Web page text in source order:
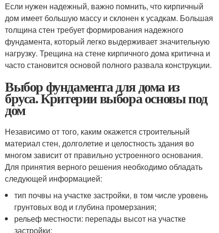
Если нужен надежный, важно помнить, что кирпичный
дом имеет большую массу и склонен к усадкам. Большая
толщина стен требует формирования надежного
фундамента, который легко выдерживает значительную
нагрузку. Трещина на стене кирпичного дома критична и
часто становится основой полного развала конструкции.
Выбор фундамента для дома из
бруса. Критерии выбора основы под
дом
Независимо от того, каким окажется строительный
материал стен, долголетие и целостность здания во
многом зависит от правильно устроенного основания.
Для принятия верного решения необходимо обладать
следующей информацией:
тип почвы на участке застройки, в том числе уровень
грунтовых вод и глубина промерзания;
рельеф местности: перепады высот на участке
застройки;